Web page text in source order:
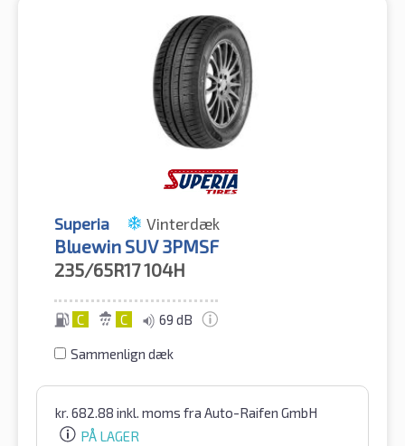
Superia Vinterdæk
Bluewin SUV 3PMSF
235/65R17104H
C C 69 dB
Sammenlign dæk
kr. 682.88 inkl. moms fra Auto-Raifen GmbH
PÅ LAGER